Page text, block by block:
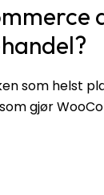
som helst
gjør